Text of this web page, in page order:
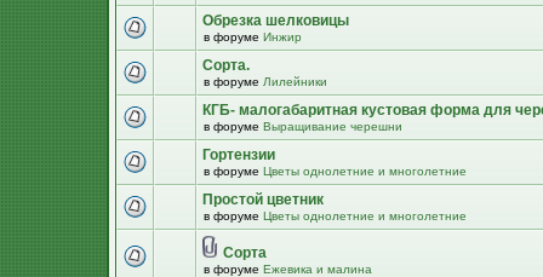
Обрезка шелковицы
в форуме Инжир
Сорта.
в форуме Лилейники
КГБ- малогабаритная кустовая форма для
в форуме Выращивание черешни
Гортензии
в форуме Цветы однолетние и многолетние
Простой цветник
в форуме Цветы однолетние и многолетние
Сорта
в форуме Ежевика и малина